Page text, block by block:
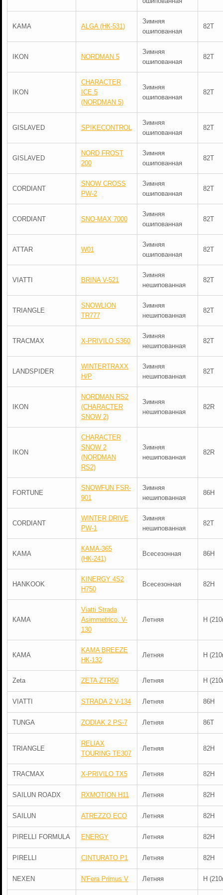
KAMA ALGA (НК-531)
Зимняя
ошипованная
82T
IKON NORDMAN 5
Зимняя
ошипованная
82T
IKON
CHARACTER
ICE 5
(NORDMAN 5)
Зимняя
ошипованная
82T
GISLAVED SPIKECONTROL
Зимняя
ошипованная
82T
GISLAVED
NORD FROST
200
Зимняя
ошипованная
82T
CORDIANT
SNOW CROSS
PW-2
Зимняя
ошипованная
82T
CORDIANT SNO-MAX 7000
Зимняя
ошипованная
82T
ATTAR W01
Зимняя
ошипованная
82T
VIATTI BRINA V-521
Зимняя
нешипованная
82T
TRIANGLE
SNOWLION
TR777
Зимняя
нешипованная
82T
TRACMAX X-PRIVILO S360
Зимняя
нешипованная
82T
LANDSPIDER
WINTERTRAXX
H/P
Зимняя
нешипованная
82T
IKON
NORDMAN RS2
(CHARACTER
SNOW 2)
Зимняя
нешипованная
82R
IKON
CHARACTER
SNOW 2
(NORDMAN
RS2)
Зимняя
нешипованная
82R
FORTUNE
SNOWFUN FSR-
901
Зимняя
нешипованная
86H
CORDIANT
WINTER DRIVE
PW-1
Зимняя
нешипованная
82T
KAMA
КАМА-365
(НК-241)
Всесезонная 86H
HANKOOK
KINERGY 4S2
H750
Всесезонная 82H
КАМА
Viatti Strada
Asimmetrico, V-
130
Летняя H
КАМА
KAMA BREEZE
НК-132
Летняя H
Zeta ZETA ZTR50 Летняя H
VIATTI STRADA 2 V-134 Летняя 86H
TUNGA ZODIAK 2 PS-7 Летняя 86T
TRIANGLE
RELIAX
TOURING TE307
Летняя 82H
TRACMAX X-PRIVILO TX5 Летняя 82H
SAILUN ROADX RXMOTION H11 Летняя 82H
SAILUN ATREZZO ECO Летняя 82H
PIRELLI FORMULA ENERGY Летняя 82H
PIRELLI CINTURATO P1 Летняя 82H
NEXEN N'Fera Primus V Летняя H